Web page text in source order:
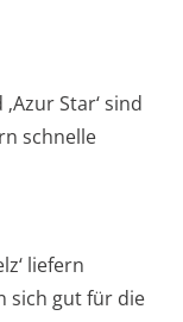
Star‘ sind
schnelle
liefern
sich gut für die